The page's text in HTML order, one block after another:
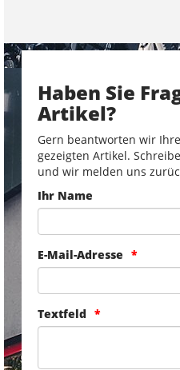
Haben Sie
Artikel?
Gern beantworten wir
gezeigten Artikel.
und wir melden uns
Ihr Name
E-Mail-Adresse
Textfeld